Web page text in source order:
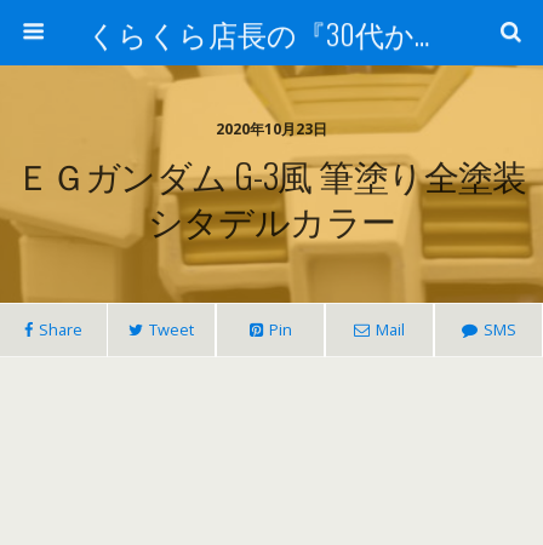
くらくら店長の『30代からのガンプラ工作』
2020年10月23日
ＥＧガンダム G-3風 筆塗り全塗装
シタデルカラー
Share Tweet Pin Mail SMS